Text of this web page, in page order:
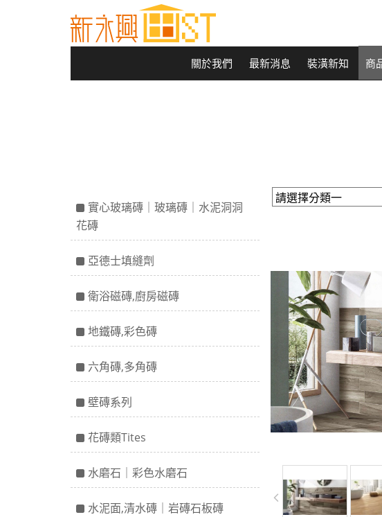
關於我們 最新消息 裝潢新知 商
實心玻璃磚｜玻璃磚｜水泥洞洞
花磚
亞德士填縫劑
衛浴磁磚,廚房磁磚
地鐵磚,彩色磚
六角磚,多角磚
壁磚系列
花磚類Tites
水磨石｜彩色水磨石
水泥面,清水磚｜岩磚石板磚